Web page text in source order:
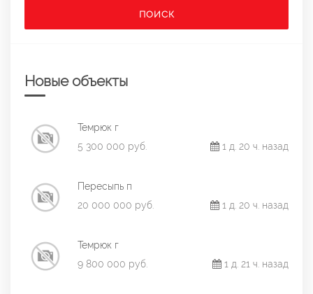
ПОИСК
Новые объекты
Темрюк г
5 300 000 руб.
1 д. 20 ч. назад
Пересыпь п
20 000 000 руб.
1 д. 20 ч. назад
Темрюк г
9 800 000 руб.
1 д. 21 ч. назад